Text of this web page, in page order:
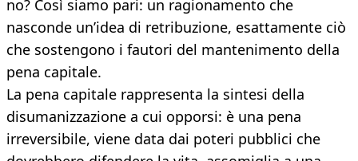
no? Così siamo pari: un ragionamento che
nasconde un’idea di retribuzione, esattamente ciò
che sostengono i fautori del mantenimento della
pena capitale.
La pena capitale rappresenta la sintesi della
disumanizzazione a cui opporsi: è una pena
irreversibile, viene data dai poteri pubblici che